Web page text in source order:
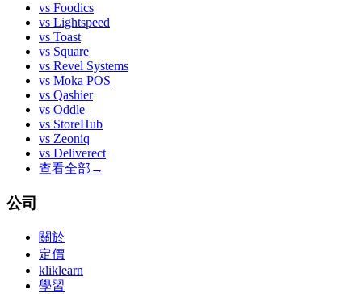
vs Foodics
vs Lightspeed
vs Toast
vs Square
vs Revel Systems
vs Moka POS
vs Qashier
vs Oddle
vs StoreHub
vs Zeoniq
vs Deliverect
查看全部 →
公司
關於
定價
kliklearn
學習